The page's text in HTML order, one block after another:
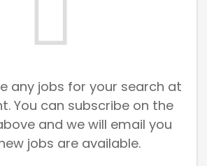
any jobs for your search at
You can subscribe on the
and we will email you
jobs are available.